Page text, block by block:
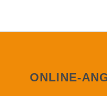
ONLINE-